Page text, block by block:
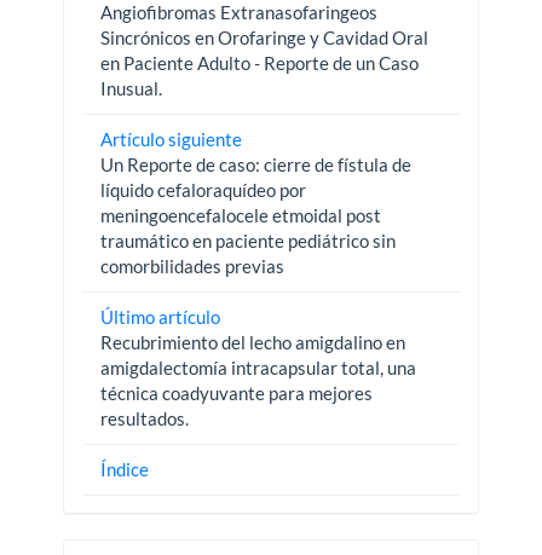
Angiofibromas Extranasofaringeos
Sincrónicos en Orofaringe y Cavidad Oral
en Paciente Adulto - Reporte de un Caso
Inusual.
Artículo siguiente
Un Reporte de caso: cierre de fístula de
líquido cefaloraquídeo por
meningoencefalocele etmoidal post
traumático en paciente pediátrico sin
comorbilidades previas
Último artículo
Recubrimiento del lecho amigdalino en
amigdalectomía intracapsular total, una
técnica coadyuvante para mejores
resultados.
Índice